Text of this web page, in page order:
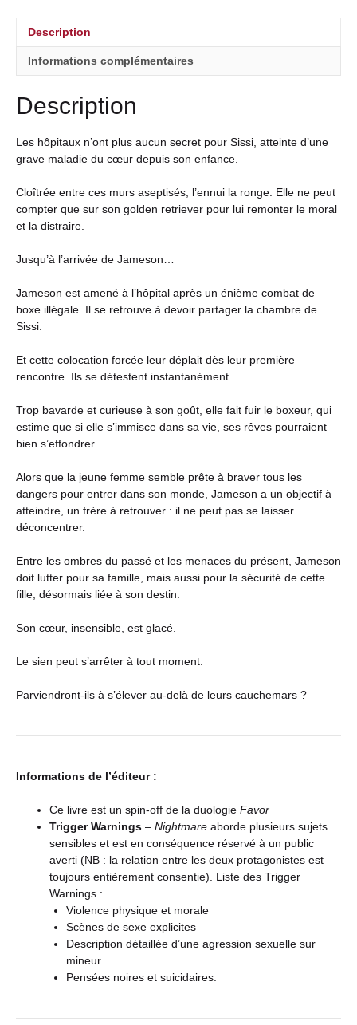
Description
Informations complémentaires
Description
Les hôpitaux n’ont plus aucun secret pour Sissi, atteinte d’une
grave maladie du cœur depuis son enfance.
Cloîtrée entre ces murs aseptisés, l’ennui la ronge. Elle ne peut
compter que sur son golden retriever pour lui remonter le moral
et la distraire.
Jusqu’à l’arrivée de Jameson…
Jameson est amené à l’hôpital après un énième combat de
boxe illégale. Il se retrouve à devoir partager la chambre de
Sissi.
Et cette colocation forcée leur déplait dès leur première
rencontre. Ils se détestent instantanément.
Trop bavarde et curieuse à son goût, elle fait fuir le boxeur, qui
estime que si elle s’immisce dans sa vie, ses rêves pourraient
bien s’effondrer.
Alors que la jeune femme semble prête à braver tous les
dangers pour entrer dans son monde, Jameson a un objectif à
atteindre, un frère à retrouver : il ne peut pas se laisser
déconcentrer.
Entre les ombres du passé et les menaces du présent, Jameson
doit lutter pour sa famille, mais aussi pour la sécurité de cette
fille, désormais liée à son destin.
Son cœur, insensible, est glacé.
Le sien peut s’arrêter à tout moment.
Parviendront-ils à s’élever au-delà de leurs cauchemars ?
Informations de l’éditeur :
Ce livre est un spin-off de la duologie Favor
Trigger Warnings – Nightmare aborde plusieurs sujets
sensibles et est en conséquence réservé à un public
averti (NB : la relation entre les deux protagonistes est
toujours entièrement consentie). Liste des Trigger
Warnings :
Violence physique et morale
Scènes de sexe explicites
Description détaillée d’une agression sexuelle sur
mineur
Pensées noires et suicidaires.